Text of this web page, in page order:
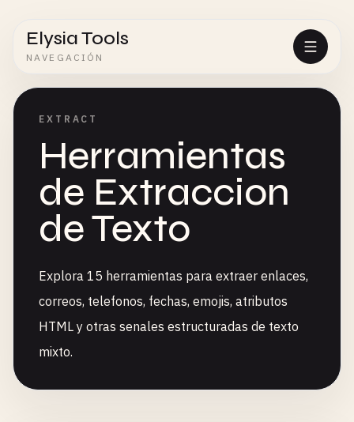
Elysia Tools
NAVEGACIÓN
EXTRACT
Herramientas
de Extraccion
de Texto
Explora 15 herramientas para extraer enlaces,
correos, telefonos, fechas, emojis, atributos
HTML y otras senales estructuradas de texto
mixto.